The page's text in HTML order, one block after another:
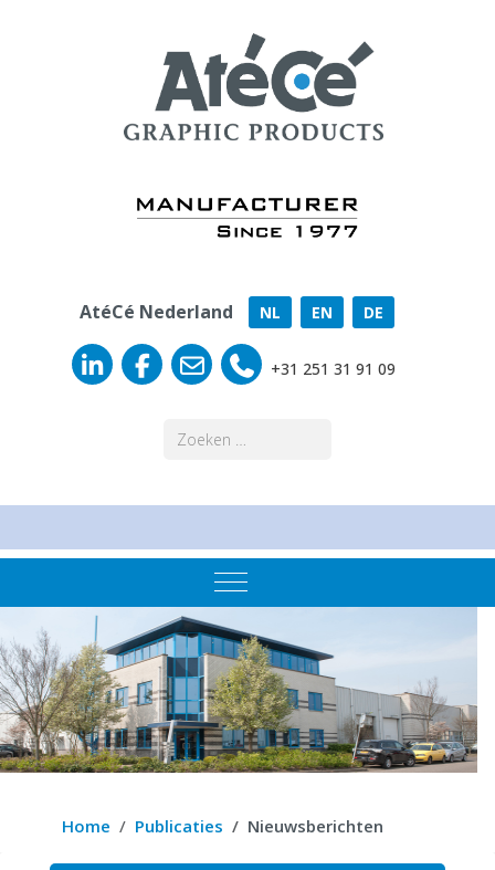
AtéCé Nederland NL EN DE
+31 251 31 91 09
Mobile Menu Toggle
Home Publicaties Nieuwsberichten